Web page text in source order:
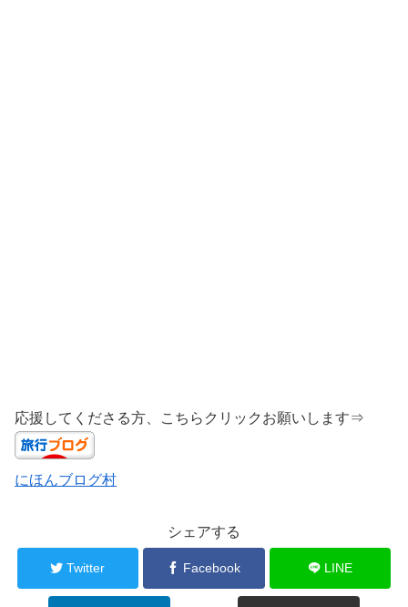
応援してくださる方、こちらクリックお願いします⇒
にほんブログ村
シェアする
Twitter Facebook LINE